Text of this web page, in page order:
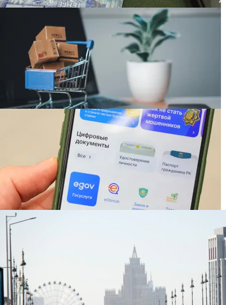
историю казахстанцев хотят
от части просрочек
дал совет казахстанцам на фоне
на складах Wildberries
неожиданно для себя зашел в чужой
eGov — начата проверка